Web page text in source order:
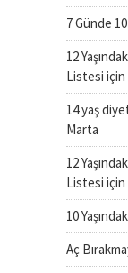
7 Günde
12
Listesi için
14 yaş
Marta
12
Listesi için
10
Aç